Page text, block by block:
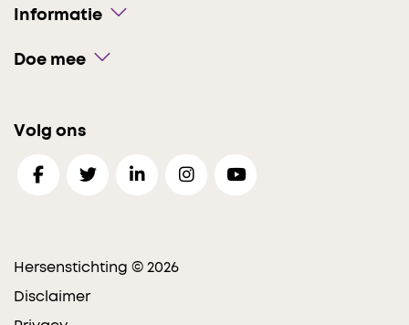
Informatie
Doe mee
Volg ons
Hersenstichting © 2026
Disclaimer